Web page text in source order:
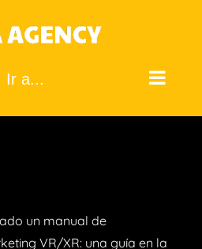
Ir a...
un manual de
VR/XR: una guía en la